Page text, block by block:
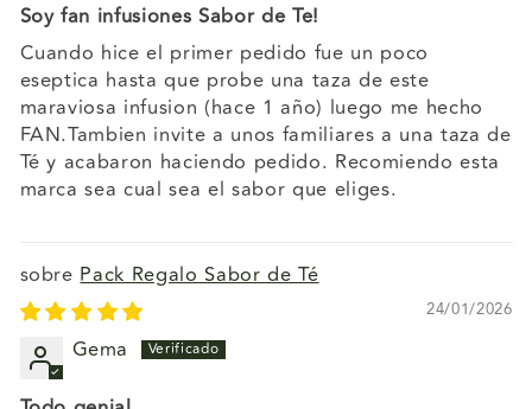
Soy fan infusiones Sabor de Te!
Cuando hice el primer pedido fue un poco
eseptica hasta que probe una taza de este
maraviosa infusion (hace 1 año) luego me hecho
FAN.Tambien invite a unos familiares a una taza de
Té y acabaron haciendo pedido. Recomiendo esta
marca sea cual sea el sabor que eliges.
Pack Regalo Sabor de Té
24/01/2026
Gema